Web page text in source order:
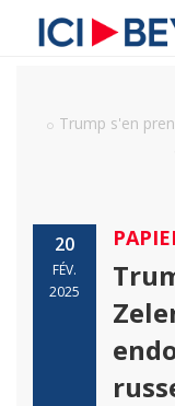
Trump s'en
20
FÉV.
2025